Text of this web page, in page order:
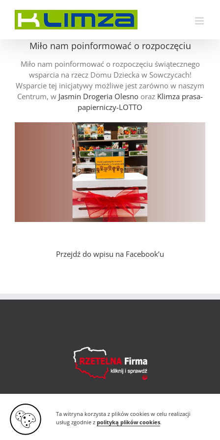
Ta witryna korzysta z plików cookies w celu realizacji
usług zgodnie z polityką plików cookies.
zawartości
Miło nam poinformować o rozpoczęciu
Miło nam poinformować o rozpoczęciu świątecznego
wsparcia na rzecz Domu Dziecka w Sowczycach!
Wsparcie tej inicjatywy możliwe jest zarówno w naszym
Centrum, w Jasmin Drogeria Olesno oraz Klimza prasa-
papierniczy-LOTTO
Przejdź do wpisu na Facebook’u